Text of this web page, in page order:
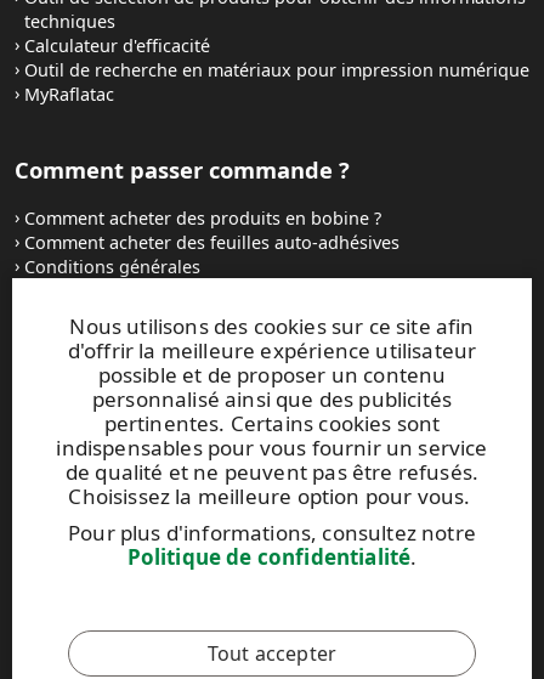
Nous utilisons des cookies sur ce site afin
d'offrir la meilleure expérience utilisateur
possible et de proposer un contenu
personnalisé ainsi que des publicités
pertinentes. Certains cookies sont
indispensables pour vous fournir un service
de qualité et ne peuvent pas être refusés.
Choisissez la meilleure option pour vous.
Pour plus d'informations, consultez notre
Politique de confidentialité.
Tout accepter
techniques
Calculateur d'efficacité
Outil de recherche en matériaux pour impression numérique
MyRaflatac
Comment passer commande ?
Comment acheter des produits en bobine ?
Comment acheter des feuilles auto-adhésives
Conditions générales
Sites Internet et contacts
UPM Raflatac Graphics Solutions
UPM Raflatac Office Products
UPM Raflatac Industrial Removables
Contacts
s'appliquent.